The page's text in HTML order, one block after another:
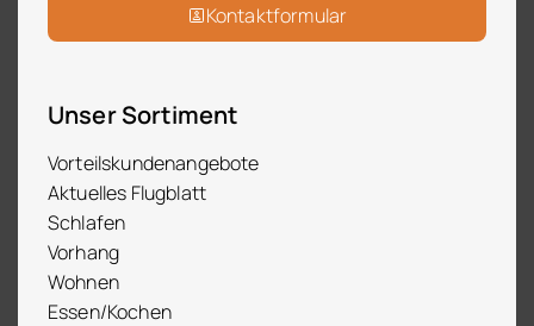
Kontaktformular
Unser Sortiment
Vorteilskundenangebote
Aktuelles Flugblatt
Schlafen
Vorhang
Wohnen
Essen/Kochen